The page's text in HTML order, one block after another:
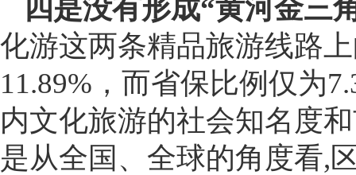
四是没有形成“黄河金三
化游这两条精品旅游线路
11.89%，而省保比例仅为
内文化旅游的社会知名度
是从全国、全球的角度看,